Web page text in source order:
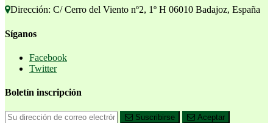
Dirección: C/ Cerro del Viento nº2, 1º H 06010 Badajoz, España
Síganos
Facebook
Twitter
Boletín inscripción
Suscribirse Aceptar